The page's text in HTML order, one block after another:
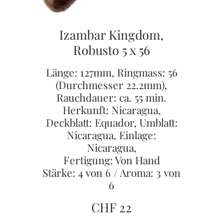
Izambar Kingdom,
Robusto 5 x 56
Länge: 127mm, Ringmass: 56
(Durchmesser 22.2mm),
Rauchdauer: ca. 55 min.
Herkunft: Nicaragua,
Deckblatt: Equador, Umblatt:
Nicaragua, Einlage:
Nicaragua,
Fertigung: Von Hand
Stärke: 4 von 6 / Aroma: 3 von
6
CHF 22